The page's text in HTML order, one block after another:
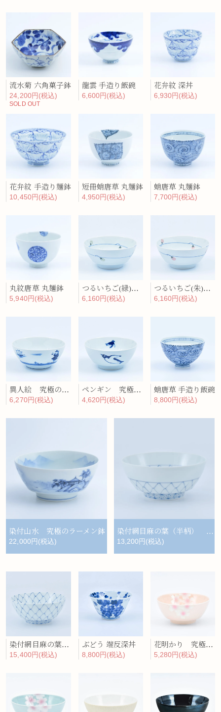
流水菊 六角菓子鉢
24,200円(税込)
SOLD OUT
龍雲 手造り飯碗
6,600円(税込)
花弁紋 深丼
6,930円(税込)
花弁紋 手造り麺鉢
10,450円(税込)
短冊蛸唐草 丸麺鉢
4,950円(税込)
蛸唐草 丸麺鉢
7,700円(税込)
丸紋唐草 丸麺鉢
5,940円(税込)
つるいちご(緑) 究極のラーメン鉢
6,160円(税込)
つるいちご(朱) 究極のラーメン鉢
6,160円(税込)
異人絵 究極のラーメン鉢
6,270円(税込)
ペンギン 究極のラーメン鉢
4,620円(税込)
蛸唐草 手造り飯碗
8,800円(税込)
染付山水 究極のラーメン鉢
22,000円(税込)
染付網目麻の葉（半柄） 究極のラーメン鉢
13,200円(税込)
染付網目麻の葉（輪） 究極のラーメン鉢
15,400円(税込)
ぶどう 端反深丼
8,800円(税込)
花明かり 究極のラーメン鉢
5,280円(税込)